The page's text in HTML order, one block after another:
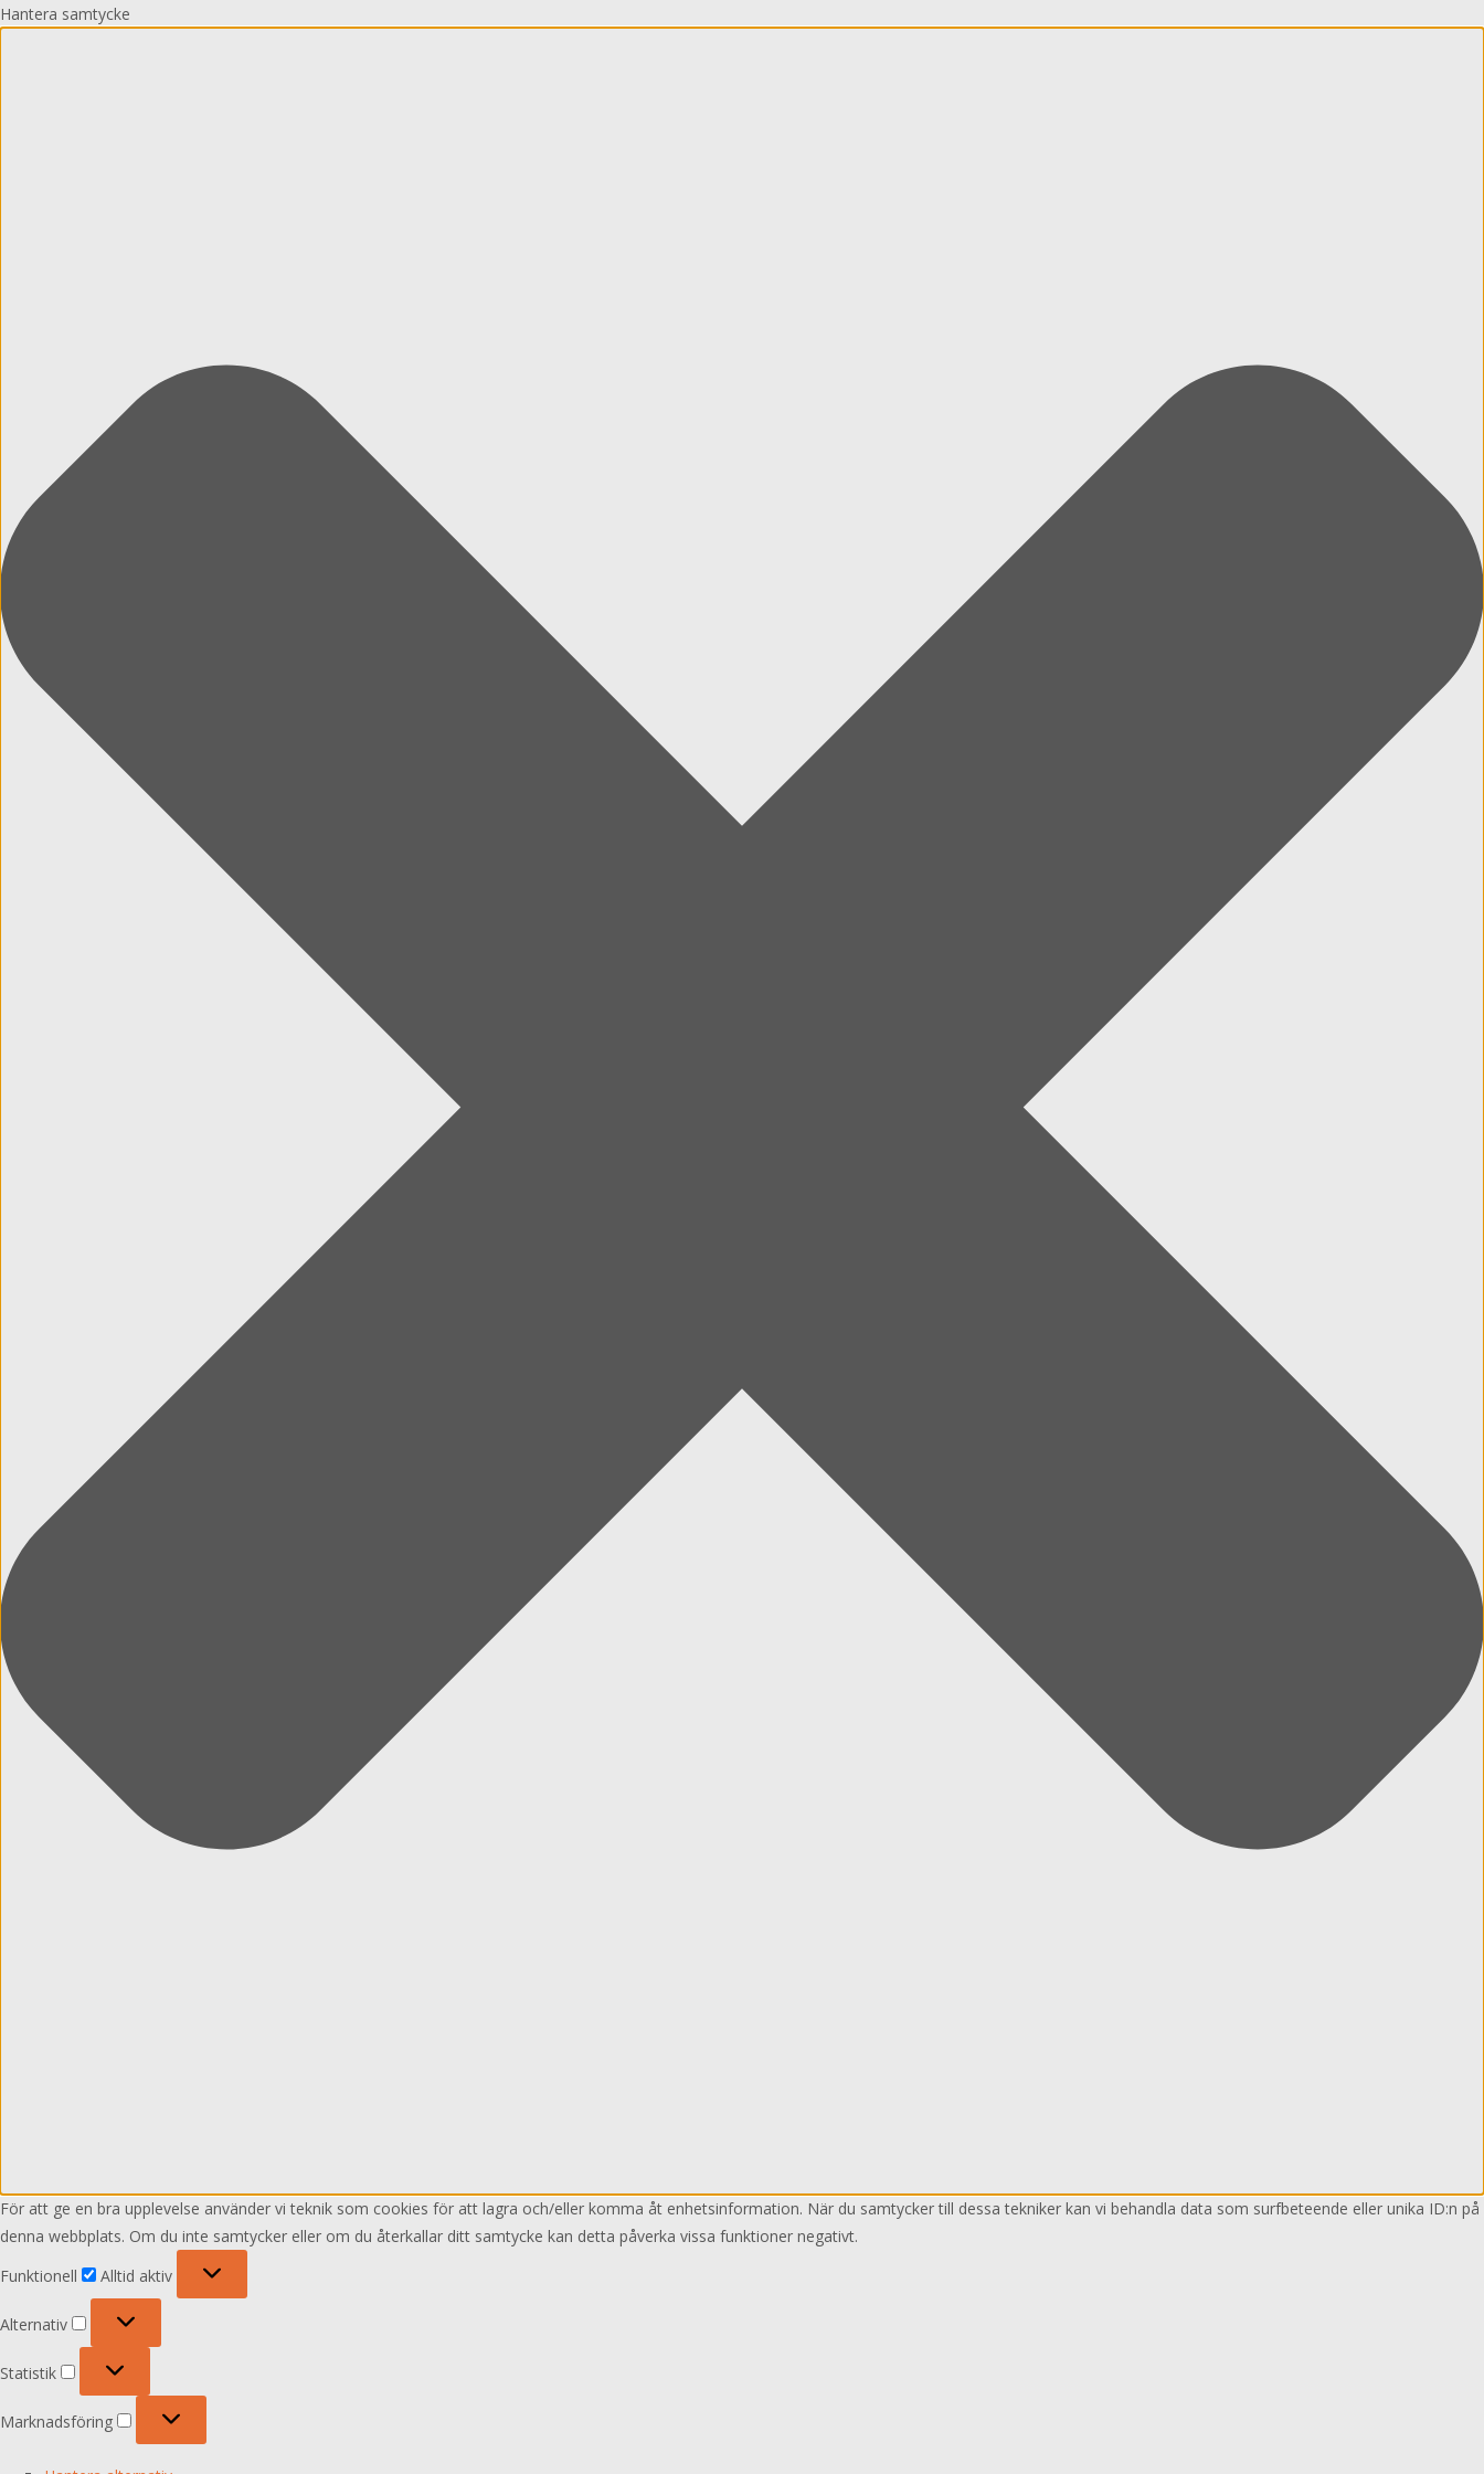
Hantera samtycke
För att ge en bra upplevelse använder vi teknik som cookies för att lagra och/eller komma åt enhetsinformation. När du samtycker till dessa tekniker kan vi behandla data som surfbeteende eller unika ID:n på
denna webbplats. Om du inte samtycker eller om du återkallar ditt samtycke kan detta påverka vissa funktioner negativt.
Funktionell
Alltid aktiv
Alternativ
Alternativ
Statistik
Statistik
Marknadsföring
Marknadsföring